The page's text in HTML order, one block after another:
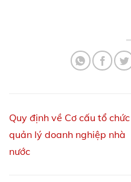
Quy định về Cơ cấu tổ chức
quản lý doanh nghiệp nhà
nước